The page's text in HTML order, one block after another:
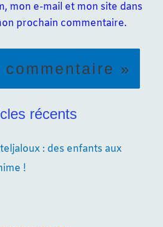
mon e-mail et mon site dans
prochain commentaire.
récents
: des enfants aux
!